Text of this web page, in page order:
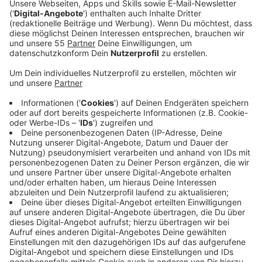
dem Gedanken ertappt: „Vielleicht läuft es besser,
wenn der Jogi zu Hause auf der Couch zuguckt.“
Genau deshalb hat er nach dem Sieg auf der Insel
noch eine Nachricht an die DFB-Elite geschickt.
Veröffentlicht:Dienstag, 10.09.2019 08:15
Anzeige
Jogi Löw ist der schönste Bundestrainer aller Zeiten
und aller Zeiten, die da noch kommen werden und noch
dreimal hin und zurück. Quasi im Alleingang hat er aus
einem rüden Haufen die "Fashion's-Eleven" geformt.
Selbstverständlich immer dabei: Sein Handy, mit dem
er in lieb gewonnener Manier per Sprachnachricht von
seinen Erlebnissen berichtet.